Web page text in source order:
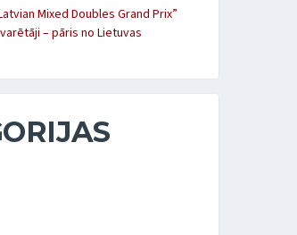
Mixed Doubles Grand Prix”
– pāris no Lietuvas